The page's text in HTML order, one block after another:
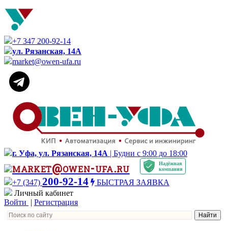
+7 347 200-92-14
ул. Рязанская, 14А
market@owen-ufa.ru
г. Уфа, ул. Рязанская, 14А | Будни с 9:00 до 18:00
market@owen-ufa.ru
Надёжная
компания
+7 (347) 200-92-14
БЫСТРАЯ ЗАЯВКА
Личный кабинет
Войти | Регистрация